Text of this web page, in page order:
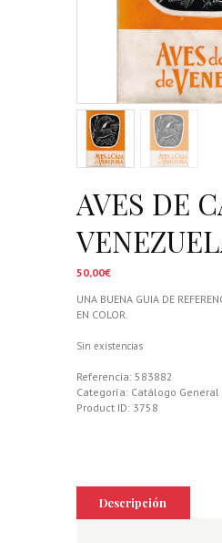
AVES DE
50,00€
UNA BUENA GUIA DE
EN COLOR.
Sin existencias
Referencia: 583882
Categoría: Catálogo
Product ID: 3758
Descripción